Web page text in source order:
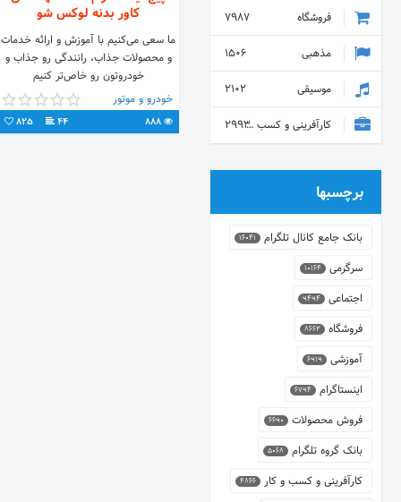
کاور بدنه لوکس شو
ما سعی می‌کنیم با آموزش و ارائه خدمات
و محصولات جذاب، رانندگی‌ رو جذاب و
خودرو‌تون رو خاص‌تر کنیم
9020125525-02188679584
#سقف_کهکشانی اطلاعات بیشتر در
خودرو و موتور
888
44
825
فروشگاه
7987
مذهبی
1506
موسیقی
2102
کارآفرینی و کسب و کار 2993
برچسبها
بانک جامع کانال تلگرام 16041
سرگرمی 10164
اجتماعی 9494
فروشگاه 8662
آموزشی 6919
اینستاگرام 6794
فروش محصولات 6690
بانک گروه تلگرام 5068
کارآفرینی و کسب و کار 4866